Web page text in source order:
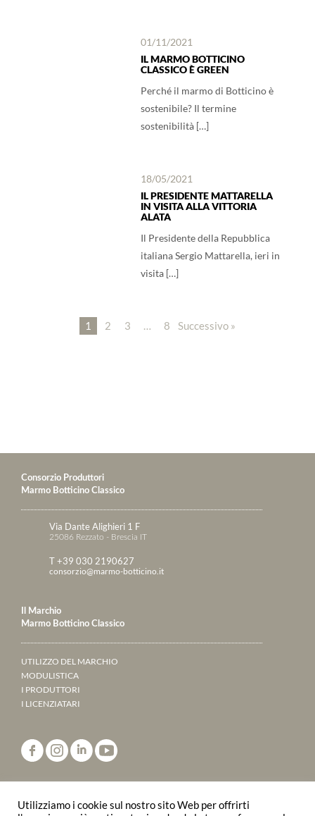
01/11/2021
IL MARMO BOTTICINO
CLASSICO È GREEN
Perché il marmo di Botticino è
sostenibile? Il termine
sostenibilità […]
18/05/2021
IL PRESIDENTE MATTARELLA
IN VISITA ALLA VITTORIA
ALATA
Il Presidente della Repubblica
italiana Sergio Mattarella, ieri in
visita […]
1 2 3 … 8 Successivo »
Utilizziamo i cookie sul nostro sito Web per offrirti
Consorzio Produttori
Marmo Botticino Classico
Via Dante Alighieri 1 F
25086 Rezzato - Brescia IT
T +39 030 2190627
consorzio@marmo-botticino.it
Il Marchio
Marmo Botticino Classico
UTILIZZO DEL MARCHIO
MODULISTICA
I PRODUTTORI
I LICENZIATARI
SFOGLIALO ONLINE